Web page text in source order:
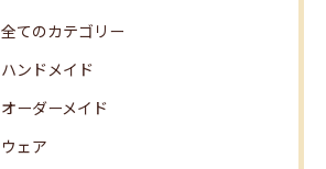
全てのカテゴリー
ハンドメイド
オーダーメイド
ウェア